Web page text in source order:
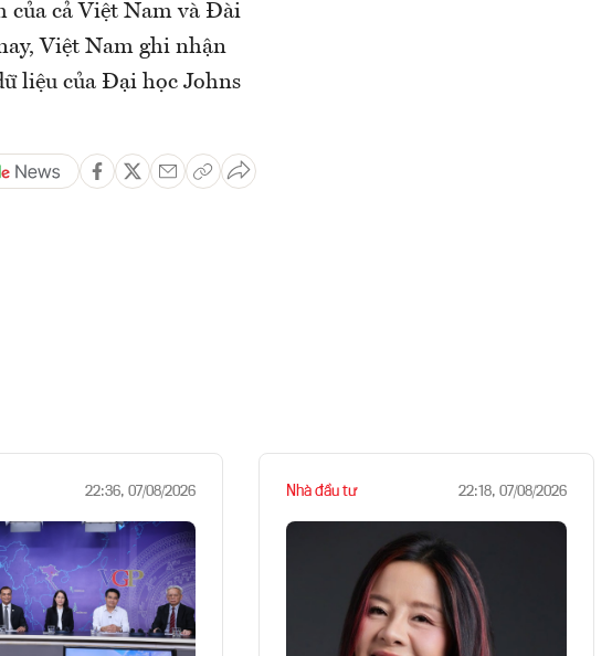
của cả Việt Nam và Đài
Việt Nam ghi nhận
liệu của Đại học Johns
22:36, 07/08/2026 Nhà đầu tư 22:18, 07/08/2026